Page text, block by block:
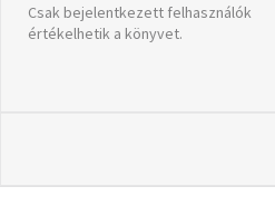
Csak bejelentkezett felhasználók
értékelhetik a könyvet.